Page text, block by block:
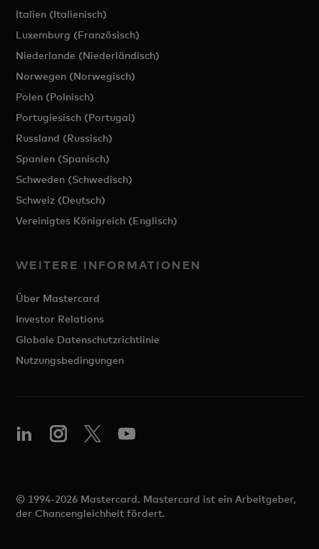
Italien (Italienisch)
Luxemburg (Französisch)
Niederlande (Niederländisch)
Norwegen (Norwegisch)
Polen (Polnisch)
Portugiesisch (Portugal)
Russland (Russisch)
Spanien (Spanisch)
Schweden (Schwedisch)
Schweiz (Deutsch)
Vereinigtes Königreich (Englisch)
WEITERE INFORMATIONEN
Über Mastercard
Investor Relations
Globale Datenschutzrichtlinie
Nutzungsbedingungen
© 1994-2026 Mastercard. Mastercard ist ein Arbeitgeber,
der Chancengleichheit fördert.